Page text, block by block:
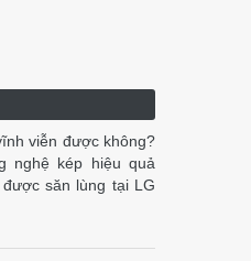
viễn được không?
nghệ kép hiệu quả
săn lùng tại LG